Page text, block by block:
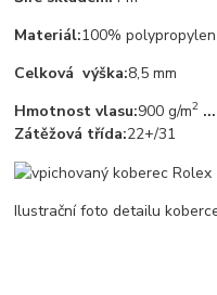
Materiál:100% polypropylen
Celková výška:8,5 mm
Hmotnost vlasu:900 g/m2
Zátěžová třída:22+/31
Ilustrační foto detailu